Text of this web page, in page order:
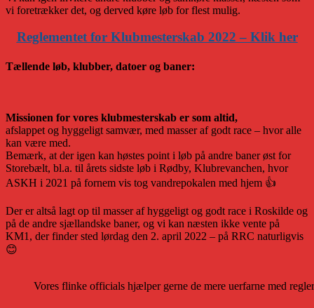
vi foretrækker det, og derved køre løb for flest mulig.
Reglementet for Klubmesterskab 2022 – Klik her
Tællende løb, klubber, datoer og baner:
Missionen for vores klubmesterskab er som altid,
afslappet og hyggeligt samvær, med masser af godt race – hvor alle
kan være med.
Bemærk, at der igen kan høstes point i løb på andre baner øst for
Storebælt, bl.a. til årets sidste løb i Rødby, Klubrevanchen, hvor
ASKH i 2021 på fornem vis tog vandrepokalen med hjem 👍
Der er altså lagt op til masser af hyggeligt og godt race i Roskilde og
på de andre sjællandske baner, og vi kan næsten ikke vente på
KM1, der finder sted lørdag den 2. april 2022 – på RRC naturligvis
😊
Vores flinke officials hjælper gerne de mere uerfarne med